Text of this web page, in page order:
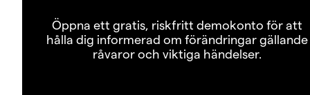
Öppna ett gratis, riskfritt demokonto för att
hålla dig informerad om förändringar gällande
råvaror och viktiga händelser.